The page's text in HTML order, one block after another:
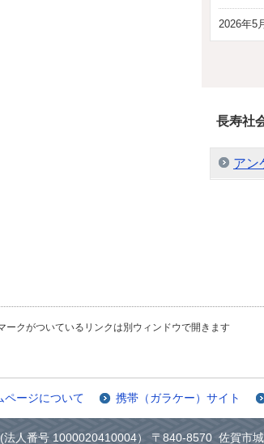
2026年5
長寿社
アン
ークがついているリンクは別ウィンドウで開きます
ページについて 携帯（ガラケー）サイト
法人番号 1000020410004） 〒840-8570 佐賀